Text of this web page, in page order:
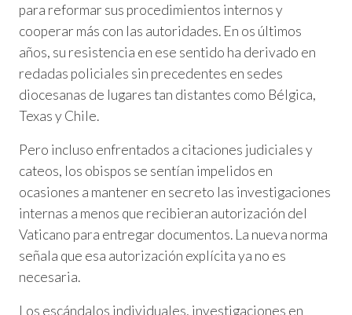
para reformar sus procedimientos internos y
cooperar más con las autoridades. En os últimos
años, su resistencia en ese sentido ha derivado en
redadas policiales sin precedentes en sedes
diocesanas de lugares tan distantes como Bélgica,
Texas y Chile.
Pero incluso enfrentados a citaciones judiciales y
cateos, los obispos se sentían impelidos en
ocasiones a mantener en secreto las investigaciones
internas a menos que recibieran autorización del
Vaticano para entregar documentos. La nueva norma
señala que esa autorización explícita ya no es
necesaria.
Los escándalos individuales, investigaciones en